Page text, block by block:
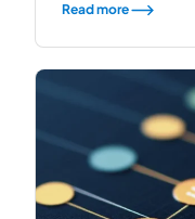
Read more